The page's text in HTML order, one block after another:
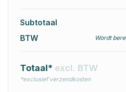
Subtotaal
BTW
Wordt
Totaal* excl. BTW
*exclusief verzendkosten